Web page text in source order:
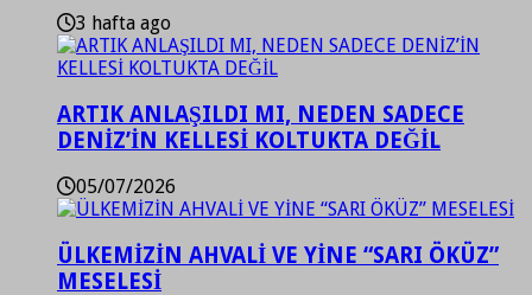
3 hafta ago
ARTIK ANLAŞILDI MI, NEDEN SADECE
DENİZ’İN KELLESİ KOLTUKTA DEĞİL
05/07/2026
ÜLKEMİZİN AHVALİ VE YİNE “SARI ÖKÜZ”
MESELESİ